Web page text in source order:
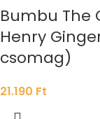
Bumbu The
Henry
csomag)
21.190 Ft